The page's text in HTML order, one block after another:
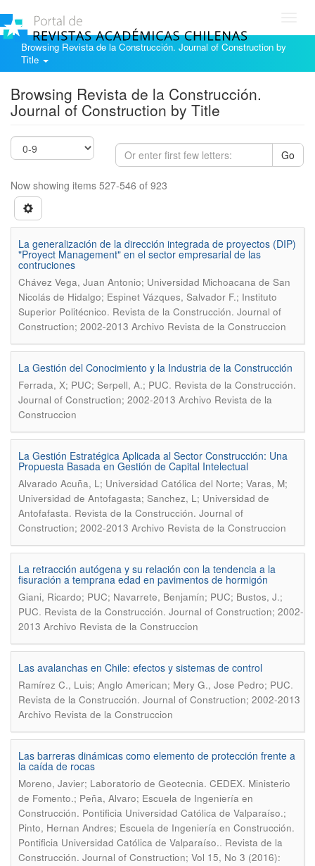
Browsing Revista de la Construcción. Journal of Construction by
Title
Browsing Revista de la Construcción.
Journal of Construction by Title
Go
Now showing items 527-546 of 923
La generalización de la dirección integrada de proyectos (DIP)
"Proyect Management" en el sector empresarial de las
contruciones
Chávez Vega, Juan Antonio; Universidad Michoacana de San
Nicolás de Hidalgo; Espinet Vázques, Salvador F.; Instituto
Superior Politécnico. Revista de la Construcción. Journal of
Construction; 2002-2013 Archivo Revista de la Construccion
La Gestión del Conocimiento y la Industria de la Construcción
Ferrada, X; PUC; Serpell, A.; PUC. Revista de la Construcción.
Journal of Construction; 2002-2013 Archivo Revista de la
Construccion
La Gestión Estratégica Aplicada al Sector Construcción: Una
Propuesta Basada en Gestión de Capital Intelectual
Alvarado Acuña, L; Universidad Católica del Norte; Varas, M;
Universidad de Antofagasta; Sanchez, L; Universidad de
Antofafasta. Revista de la Construcción. Journal of
Construction; 2002-2013 Archivo Revista de la Construccion
La retracción autógena y su relación con la tendencia a la
fisuración a temprana edad en pavimentos de hormigón
Giani, Ricardo; PUC; Navarrete, Benjamín; PUC; Bustos, J.;
PUC. Revista de la Construcción. Journal of Construction; 2002-
2013 Archivo Revista de la Construccion
Las avalanchas en Chile: efectos y sistemas de control
Ramírez C., Luis; Anglo American; Mery G., Jose Pedro; PUC.
Revista de la Construcción. Journal of Construction; 2002-2013
Archivo Revista de la Construccion
Las barreras dinámicas como elemento de protección frente a
la caída de rocas
Moreno, Javier; Laboratorio de Geotecnia. CEDEX. Ministerio
de Fomento.; Peña, Alvaro; Escuela de Ingeniería en
Construcción. Pontificia Universidad Católica de Valparaíso.;
Pinto, Hernan Andres; Escuela de Ingeniería en Construcción.
Pontificia Universidad Católica de Valparaíso.. Revista de la
Construcción. Journal of Construction; Vol 15, No 3 (2016):